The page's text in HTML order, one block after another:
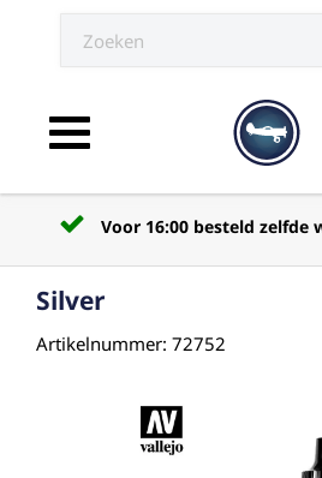
Toggle navigation
Voor 16:00 besteld zelfde
Silver
Artikelnummer: 72752